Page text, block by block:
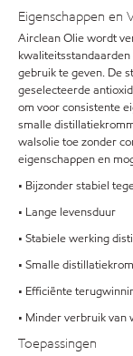
Eigenschappen en
Airclean Olie wordt
gebruik te geven. De
geselecteerde
om voor consistente
smalle
walsolie toe zonder
eigenschappen en
• Bijzonder stabiel
• Lange levensduur
• Stabiele werking
• Smalle
• Efficiënte
• Minder verbruik van
Toepassingen